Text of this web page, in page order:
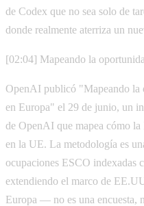
de Codex que no sea solo de
donde realmente aterriza un
[02:04] Mapeando la
OpenAI publicó "Mapeando la
en Europa" el 29 de junio, un
de OpenAI que mapea cómo
en la UE. La metodología es
ocupaciones ESCO indexadas
extendiendo el marco de
Europa — no es una encuesta,